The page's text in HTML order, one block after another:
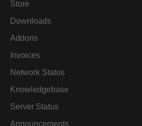
Store
Downloads
Addons
Invoices
Network Status
Knowledgebase
Server Status
Announcements